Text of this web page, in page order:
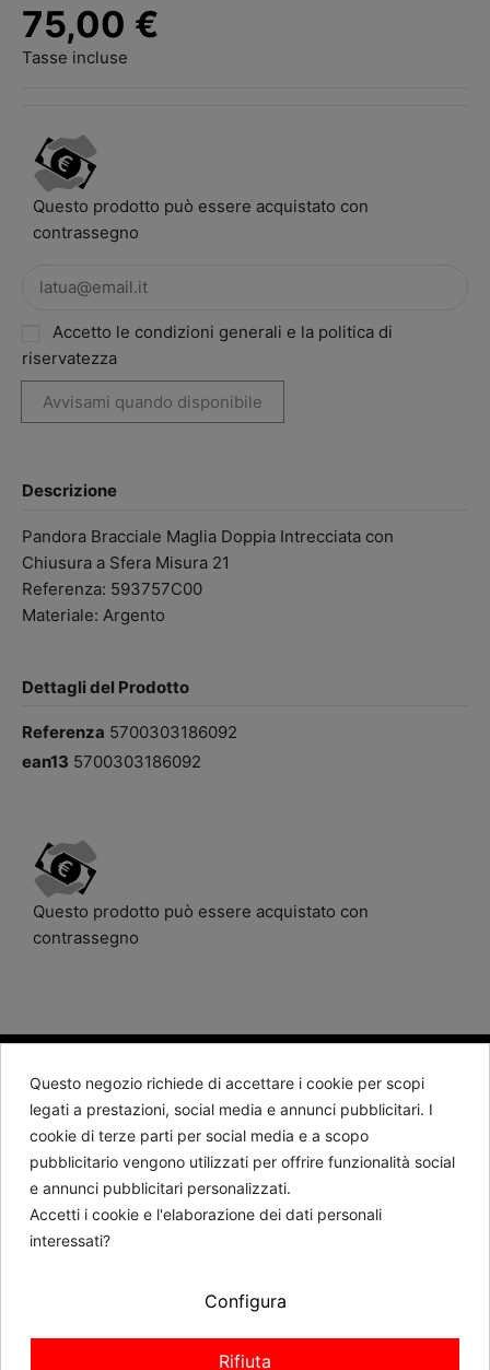
75,00 €
Tasse incluse
Questo prodotto può essere acquistato con
contrassegno
Accetto le condizioni generali e la politica di
riservatezza
Descrizione
Pandora Bracciale Maglia Doppia Intrecciata con
Chiusura a Sfera Misura 21
Referenza: 593757C00
Materiale: Argento
Dettagli del Prodotto
Referenza 5700303186092
ean13 5700303186092
Questo prodotto può essere acquistato con
contrassegno
BARTORELLI 1882
Contattaci
Seguici
Newsletter
RICHIEDI REVOCA
Questo negozio richiede di accettare i cookie per scopi
legati a prestazioni, social media e annunci pubblicitari. I
cookie di terze parti per social media e a scopo
pubblicitario vengono utilizzati per offrire funzionalità social
e annunci pubblicitari personalizzati.
Accetti i cookie e l'elaborazione dei dati personali
interessati?
Configura
Rifiuta